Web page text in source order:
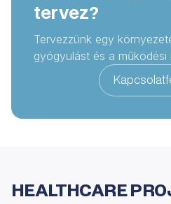
tervez?
Tervezzünk egy
gyógyulást és a működési
HEALTHCARE